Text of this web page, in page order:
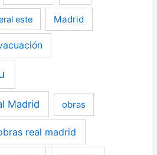
este Madrid
Madrid obras
real madrid